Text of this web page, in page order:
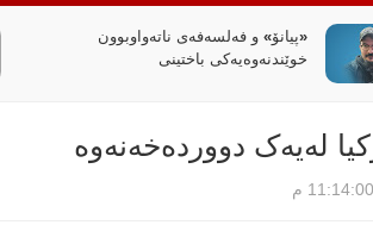
سیاسەتی خۆتەعریبکردن لە باشووری
کوردستان
لەیەک دووردەخەنەوە‌